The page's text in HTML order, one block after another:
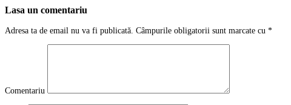
Lasa un comentariu
Adresa ta de email nu va fi publicată. Câmpurile obligatorii sunt marcate cu *
Comentariu